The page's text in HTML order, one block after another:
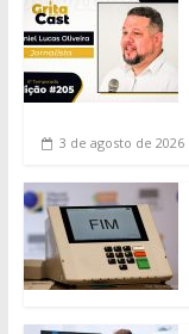
3 de agosto de 2026